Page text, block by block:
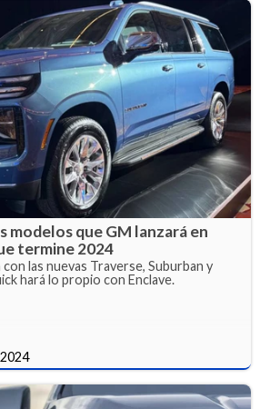
modelos que GM lanzará en
termine 2024
las nuevas Traverse, Suburban y
hará lo propio con Enclave.